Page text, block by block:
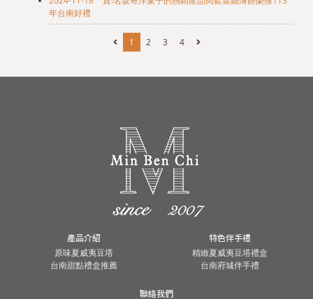
年台南好禮
1 2 3 4
產品介紹
原味夏威夷豆塔
台南甜點禮盒推薦
特色伴手禮
精緻夏威夷豆塔禮盒
台南府城伴手禮
聯絡我們